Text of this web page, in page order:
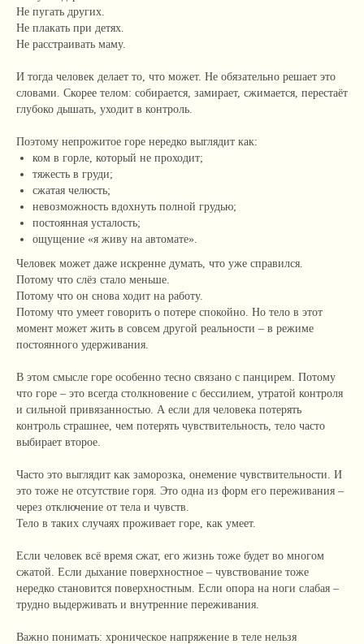
Не пугать других.
Не плакать при детях.
Не расстраивать маму.
И тогда человек делает то, что может. Не обязательно решает это
словами. Скорее телом: собирается, замирает, сжимается, перестаёт
глубоко дышать, уходит в контроль.
Поэтому непрожитое горе нередко выглядит как:
ком в горле, который не проходит;
тяжесть в груди;
сжатая челюсть;
невозможность вдохнуть полной грудью;
постоянная усталость;
ощущение «я живу на автомате».
Человек может даже искренне думать, что уже справился.
Потому что слёз стало меньше.
Потому что он снова ходит на работу.
Потому что умеет говорить о потере спокойно. Но тело в этот
момент может жить в совсем другой реальности – в режиме
постоянного удерживания.
В этом смысле горе особенно тесно связано с панцирем. Потому
что горе – это всегда столкновение с бессилием, утратой контроля
и сильной привязанностью. А если для человека потерять
контроль страшнее, чем потерять чувствительность, тело часто
выбирает второе.
Часто это выглядит как заморозка, онемение чувствительности. И
это тоже не отсутствие горя. Это одна из форм его переживания –
через отключение от тела и чувств.
Тело в таких случаях проживает горе, как умеет.
Если человек всё время сжат, его жизнь тоже будет во многом
сжатой. Если дыхание поверхностное – чувствование тоже
нередко становится поверхностным. Если опора на ноги слабая –
трудно выдерживать и внутренние переживания.
Важно понимать: хроническое напряжение в теле нельзя